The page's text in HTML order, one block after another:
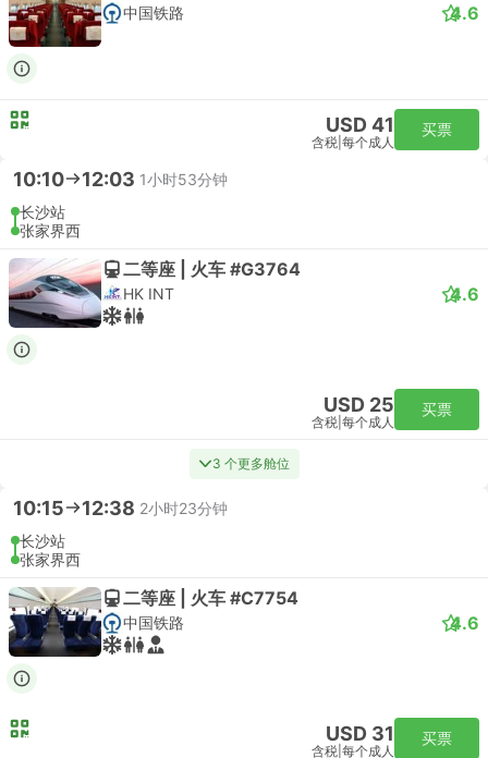
中国铁路 4.6
USD 41
含税 每个成人
买票
10:10 12:03 1小时53分钟
长沙站
张家界西
二等座 | 火车 #G3764
HK INT 4.6
USD 25
含税 每个成人
买票
3 个更多舱位
10:15 12:38 2小时23分钟
长沙站
张家界西
二等座 | 火车 #C7754
中国铁路 4.6
USD 31
含税 每个成人
买票